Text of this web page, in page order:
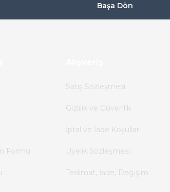
Başa Dön
Formu
Satış Sözleşmesi
Gizlilik ve Güvenlik
İptal ve İade Koşulları
Üyelik Sözleşmesi
Teslimat, İade, Değişim